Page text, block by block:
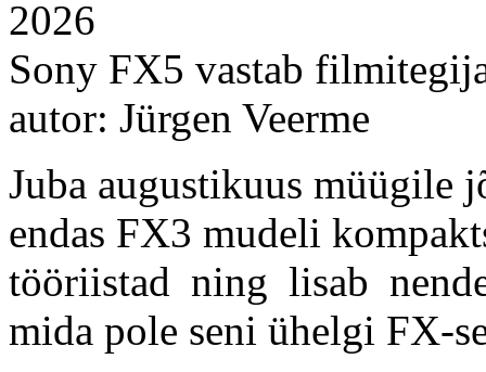
2026
Sony FX5 vastab
autor: Jürgen Veerme
Juba augustikuus müügile
endas FX3 mudeli
tööriistad ning lisab
mida pole seni ühelgi FX-